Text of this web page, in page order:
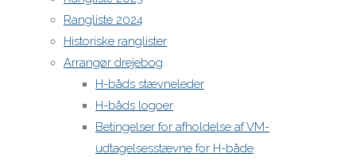
Rangliste 2024
Historiske ranglister
Arrangør drejebog
H-båds stævneleder
H-båds logoer
Betingelser for afholdelse af VM-
udtagelsesstævne for H-både
bestilling
af
jakker
og
streamere